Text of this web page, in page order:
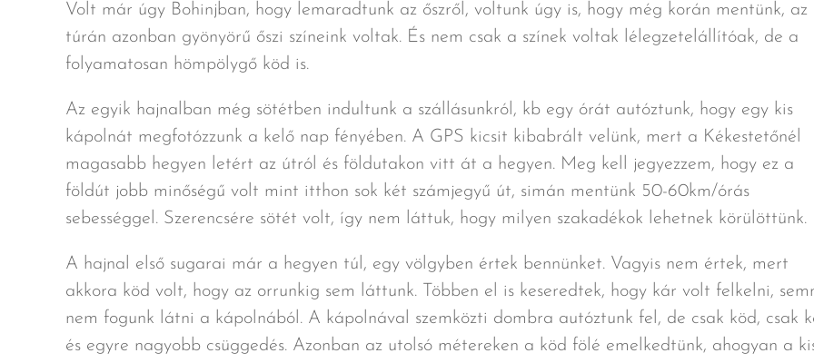
Volt már úgy Bohinjban, hogy lemaradtunk az őszről, voltunk úgy is, hogy még korán mentünk, az
túrán azonban gyönyörű őszi színeink voltak. És nem csak a színek voltak lélegzetelállítóak, de a
folyamatosan hömpölygő köd is.
Az egyik hajnalban még sötétben indultunk a szállásunkról, kb egy órát autóztunk, hogy egy kis
kápolnát megfotózzunk a kelő nap fényében. A GPS kicsit kibabrált velünk, mert a Kékestetőnél
magasabb hegyen letért az útról és földutakon vitt át a hegyen. Meg kell jegyezzem, hogy ez a
földút jobb minőségű volt mint itthon sok két számjegyű út, simán mentünk 50-60km/órás
sebességgel. Szerencsére sötét volt, így nem láttuk, hogy milyen szakadékok lehetnek körülöttünk.
A hajnal első sugarai már a hegyen túl, egy völgyben értek bennünket. Vagyis nem értek, mert
akkora köd volt, hogy az orrunkig sem láttunk. Többen el is keseredtek, hogy kár volt felkelni,
nem fogunk látni a kápolnából. A kápolnával szemközti dombra autóztunk fel, de csak köd, csak
és egyre nagyobb csüggedés. Azonban az utolsó métereken a köd fölé emelkedtünk, ahogyan a